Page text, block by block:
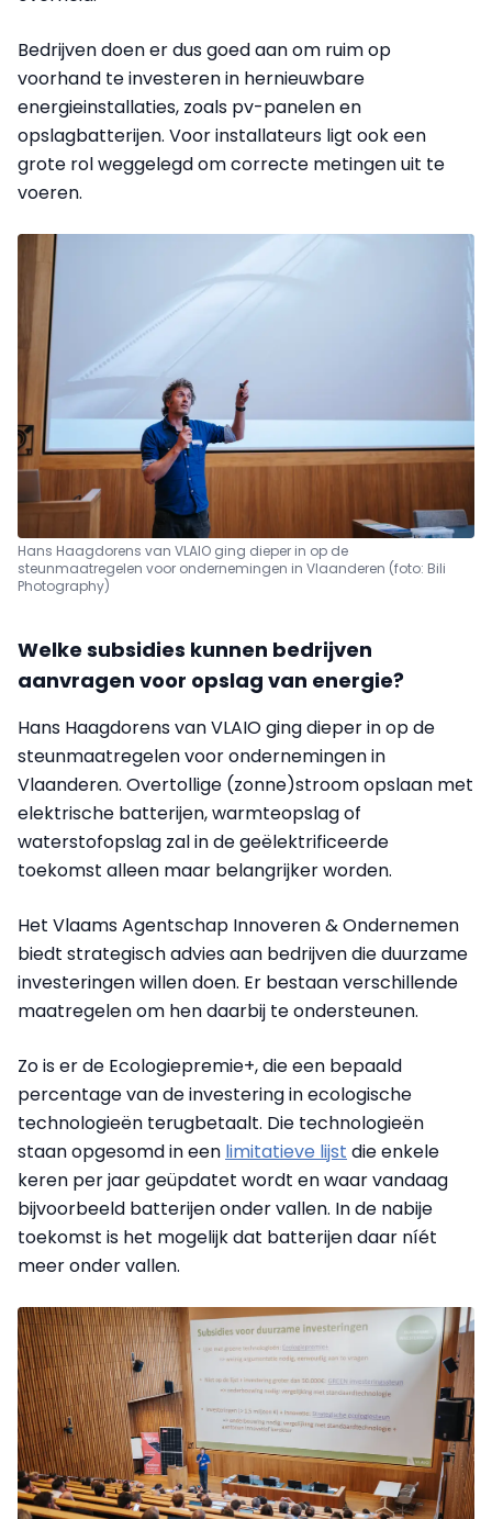
Bedrijven doen er dus goed aan om ruim op
voorhand te investeren in hernieuwbare
energieinstallaties, zoals pv-panelen en
opslagbatterijen. Voor installateurs ligt ook een
grote rol weggelegd om correcte metingen uit te
voeren.
Hans Haagdorens van VLAIO ging dieper in op de
steunmaatregelen voor ondernemingen in Vlaanderen (foto: Bili
Photography)
Welke subsidies kunnen bedrijven
aanvragen voor opslag van energie?
Hans Haagdorens van VLAIO ging dieper in op de
steunmaatregelen voor ondernemingen in
Vlaanderen. Overtollige (zonne)stroom opslaan met
elektrische batterijen, warmteopslag of
waterstofopslag zal in de geëlektrificeerde
toekomst alleen maar belangrijker worden.
Het Vlaams Agentschap Innoveren & Ondernemen
biedt strategisch advies aan bedrijven die duurzame
investeringen willen doen. Er bestaan verschillende
maatregelen om hen daarbij te ondersteunen.
Zo is er de Ecologiepremie+, die een bepaald
percentage van de investering in ecologische
technologieën terugbetaalt. Die technologieën
staan opgesomd in een limitatieve lijst die enkele
keren per jaar geüpdatet wordt en waar vandaag
bijvoorbeeld batterijen onder vallen. In de nabije
toekomst is het mogelijk dat batterijen daar níét
meer onder vallen.